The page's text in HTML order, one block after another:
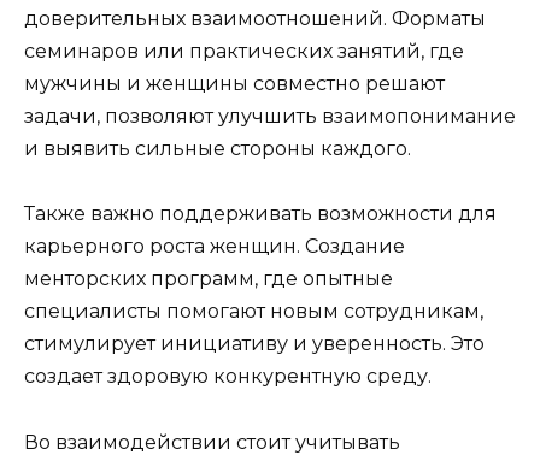
доверительных взаимоотношений. Форматы
семинаров или практических занятий, где
мужчины и женщины совместно решают
задачи, позволяют улучшить взаимопонимание
и выявить сильные стороны каждого.
Также важно поддерживать возможности для
карьерного роста женщин. Создание
менторских программ, где опытные
специалисты помогают новым сотрудникам,
стимулирует инициативу и уверенность. Это
создает здоровую конкурентную среду.
Во взаимодействии стоит учитывать